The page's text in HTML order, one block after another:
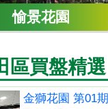
愉景花園
區買盤精選
金獅花園 第01期